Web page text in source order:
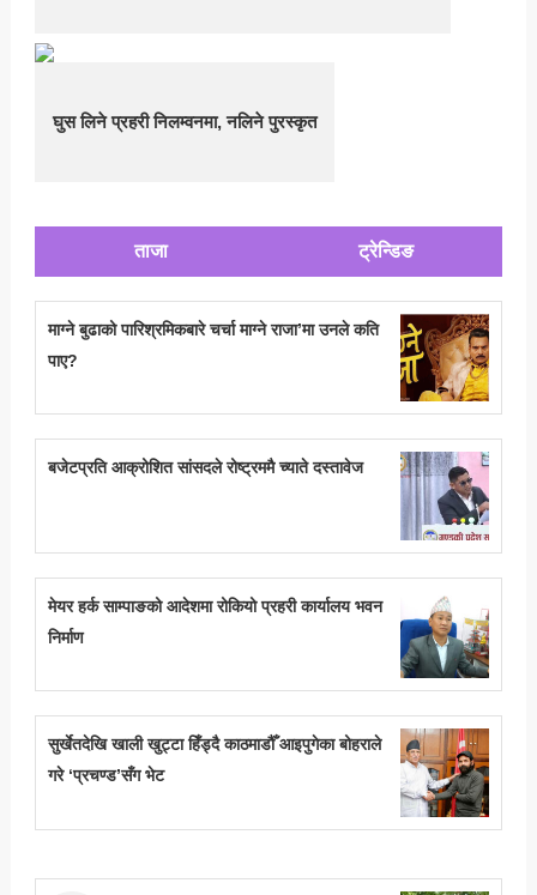
घुस लिने प्रहरी निलम्वनमा, नलिने पुरस्कृत
ताजा ट्रेन्डिङ
माग्ने बुढाको पारिश्रमिकबारे चर्चा माग्ने राजा’मा उनले कति
पाए?
बजेटप्रति आक्रोशित सांसदले रोष्ट्रममै च्याते दस्तावेज
मेयर हर्क साम्पाङको आदेशमा रोकियो प्रहरी कार्यालय भवन
निर्माण
सुर्खेतदेखि खाली खुट्टा हिँड्दै काठमाडौँ आइपुगेका बोहराले
गरे ‘प्रचण्ड’सँग भेट